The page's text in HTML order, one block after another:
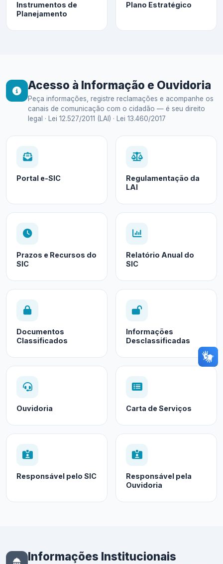
Instrumentos de
Planejamento
Plano Estratégico
Acesso à Informação e Ouvidoria
Peça informações, registre reclamações e acompanhe os
canais de comunicação com o cidadão — é seu direito
legal · Lei 12.527/2011 (LAI) · Lei 13.460/2017
Portal e-SIC
Regulamentação da
LAI
Prazos e Recursos do
SIC
Relatório Anual do
SIC
Documentos
Classificados
Informações
Desclassificadas
Ouvidoria Carta de Serviços
Responsável pelo SIC
Responsável pela
Ouvidoria
Informações Institucionais